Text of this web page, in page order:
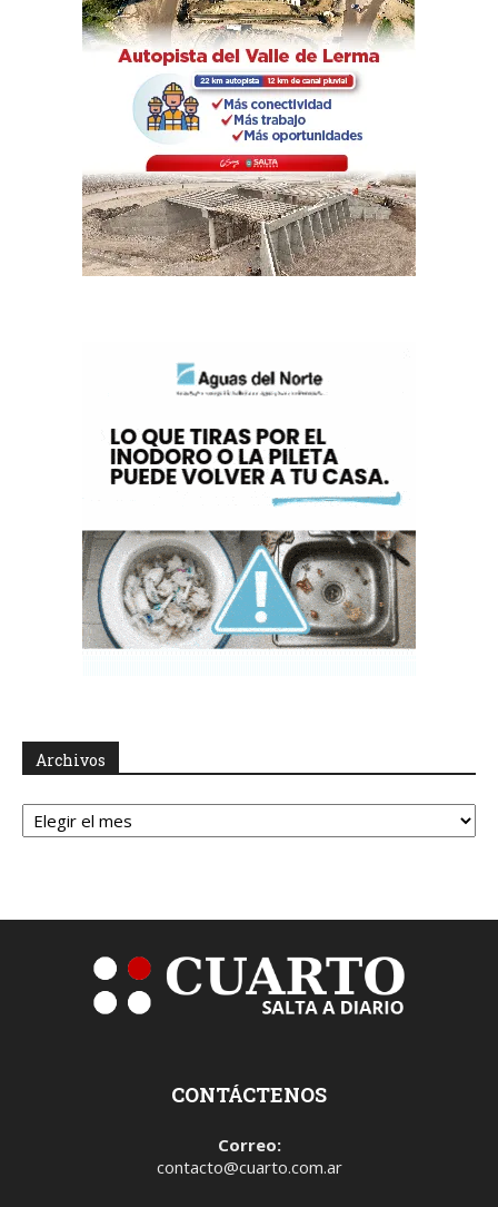
Archivos
Archivos
CONTÁCTENOS
Correo:
contacto@cuarto.com.ar